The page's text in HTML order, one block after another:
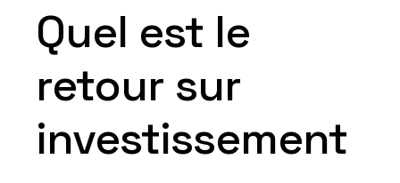
Quel est le
retour sur
investissement